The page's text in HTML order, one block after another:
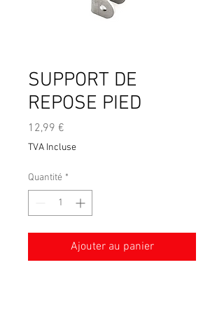
SUPPORT DE
REPOSE PIED
12,99 €
TVA Incluse
Quantité *
Ajouter au panier